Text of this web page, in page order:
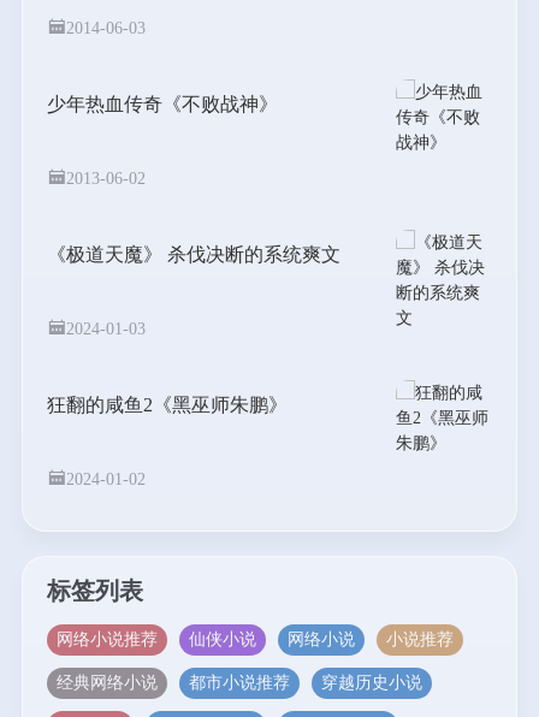
2014-06-03
少年热血传奇《不败战神》
2013-06-02
《极道天魔》 杀伐决断的系统爽文
2024-01-03
狂翻的咸鱼2《黑巫师朱鹏》
2024-01-02
标签列表
网络小说推荐 仙侠小说 网络小说 小说推荐
经典网络小说 都市小说推荐 穿越历史小说